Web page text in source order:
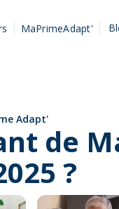
MaPrimeAdapt'
Adapt'
de
?